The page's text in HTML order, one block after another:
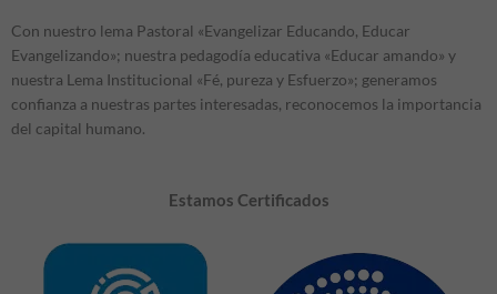
Con nuestro lema Pastoral «Evangelizar Educando, Educar
Evangelizando»; nuestra pedagodía educativa «Educar amando» y
nuestra Lema Institucional «Fé, pureza y Esfuerzo»; generamos
confianza a nuestras partes interesadas, reconocemos la importancia
del capital humano.
Estamos Certificados